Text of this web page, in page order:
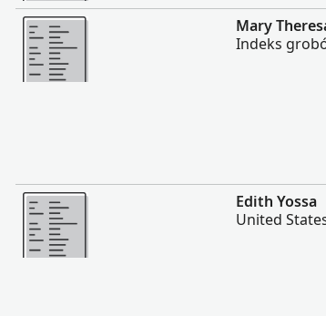
Więcej
Mary
Indeks
Więcej
Edith Yossa
United